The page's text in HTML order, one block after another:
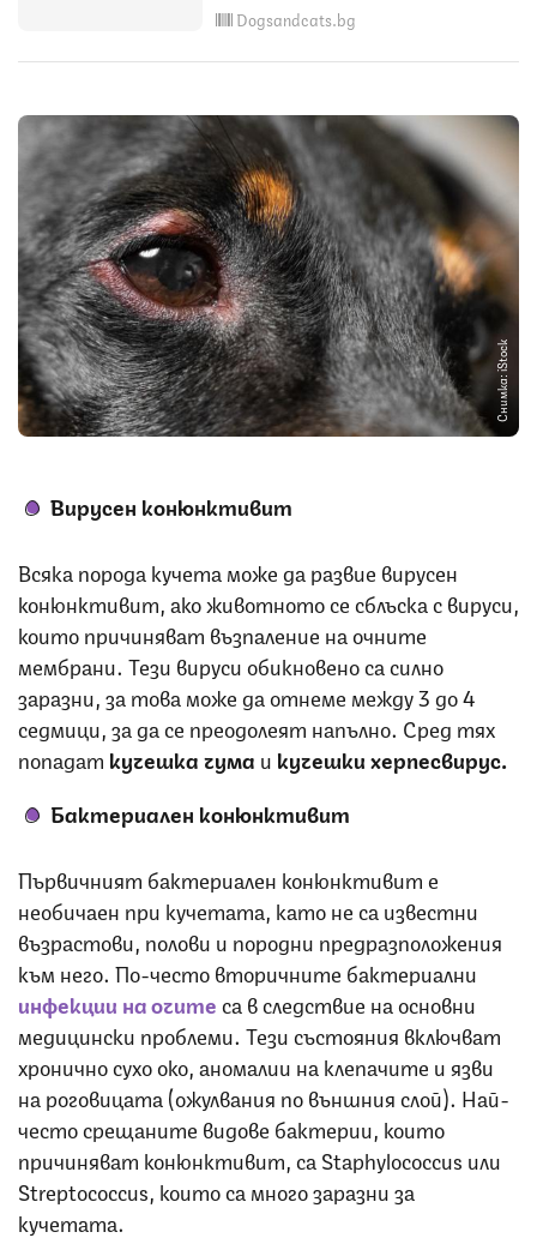
Dogsandcats.bg
Снимка: iStock
Вирусен конюнктивит
Всяка порода кучета може да развие вирусен
конюнктивит, ако животното се сблъска с вируси,
които причиняват възпаление на очните
мембрани. Тези вируси обикновено са силно
заразни, за това може да отнеме между 3 до 4
седмици, за да се преодолеят напълно. Сред тях
попадат кучешка чума и кучешки херпесвирус.
Бактериален конюнктивит
Първичният бактериален конюнктивит е
необичаен при кучетата, като не са известни
възрастови, полови и породни предразположения
към него. По-често вторичните бактериални
инфекции на очитеса в следствие на основни
медицински проблеми. Тези състояния включват
хронично сухо око, аномалии на клепачите и язви
на роговицата (ожулвания по външния слой). Най-
често срещаните видове бактерии, които
причиняват конюнктивит, са Staphylococcus или
Streptococcus, които са много заразни за
кучетата.